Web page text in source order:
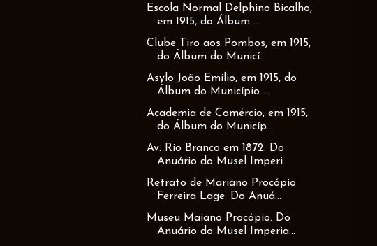
Escola Normal Delphino Bicalho,
em 1915, do Álbum ...
Clube Tiro aos Pombos, em 1915,
do Álbum do Municí...
Asylo João Emilio, em 1915, do
Álbum do Município ...
Academia de Comércio, em 1915,
do Álbum do Municíp...
Av. Rio Branco em 1872. Do
Anuário do Musel Imperi...
Retrato de Mariano Procópio
Ferreira Lage. Do Anuá...
Museu Maiano Procópio. Do
Anuário do Musel Imperia...